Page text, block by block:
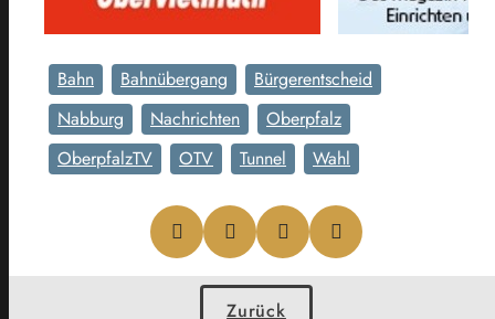
Bahn Bahnübergang
Bürgerentscheid
Nabburg
Nachrichten
Oberpfalz
OberpfalzTV
OTV Tunnel Wahl
Zurück